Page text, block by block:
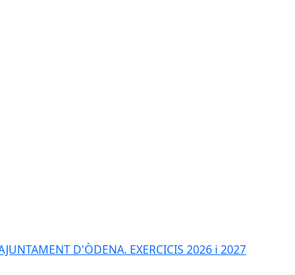
D'ÒDENA. EXERCICIS 2026 i 2027